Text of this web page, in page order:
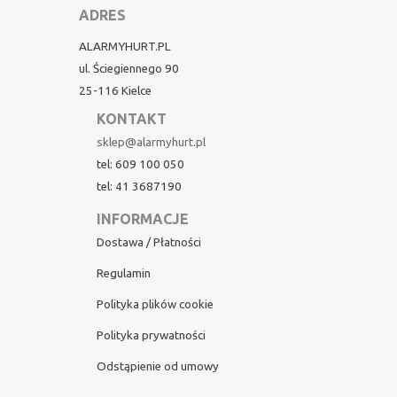
ADRES
ALARMYHURT.PL
ul. Ściegiennego 90
25-116 Kielce
KONTAKT
sklep@alarmyhurt.pl
tel: 609 100 050
tel: 41 3687190
INFORMACJE
Dostawa / Płatności
Regulamin
Polityka plików cookie
Polityka prywatności
Odstąpienie od umowy